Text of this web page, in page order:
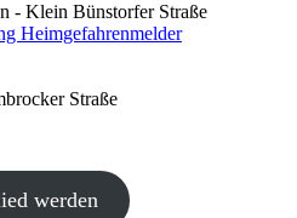
- Klein Bünstorfer Straße
Heimgefahrenmelder
Straße
werden